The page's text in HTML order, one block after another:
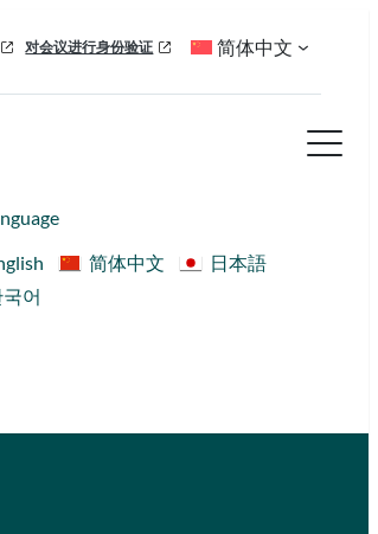
对会议进行身份验证 简体中文
简体中文
日本語
어